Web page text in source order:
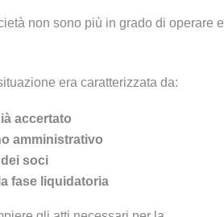
non sono più in grado di operare e
era caratterizzata da:
accertato
amministrativo
dei soci
fase liquidatoria